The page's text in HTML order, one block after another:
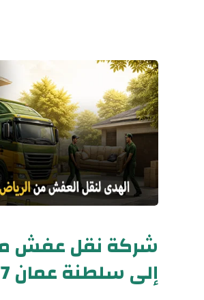
شركة نقل عفش
إلى سلطنة عمان 0539600777